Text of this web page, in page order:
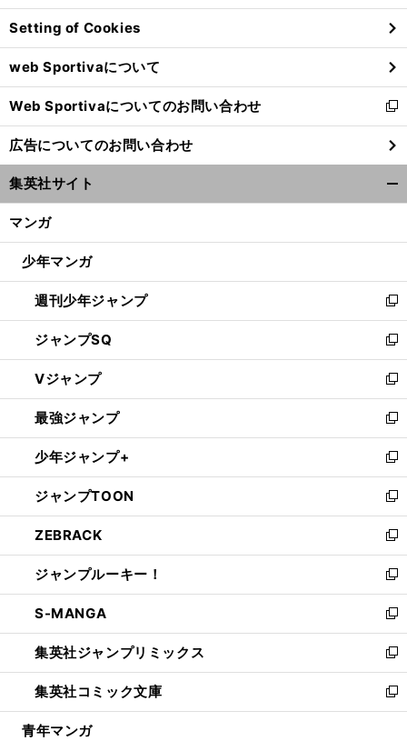
ン
ド
ウ
で
開
く
Setting of Cookies
web Sportivaについて
Web Sportivaについてのお問い合わせ
新
し
い
ウ
ィ
ン
ウ
開
く
広告についてのお問い合わせ
集英社サイト
マンガ
少年マンガ
週刊少年ジャンプ
新
し
い
ウ
ィ
ン
ド
ウ
で
開
く
ジャンプSQ
新
し
い
ウ
ィ
ン
ド
ウ
で
開
く
Vジャンプ
新
し
い
ウ
ィ
ン
ド
ウ
で
開
く
最強ジャンプ
新
し
い
ウ
ィ
ン
ド
ウ
で
開
く
少年ジャンプ+
新
し
い
ウ
ィ
ン
ド
ウ
で
開
く
ジャンプTOON
新
し
い
ウ
ィ
ン
ド
ウ
で
開
く
ZEBRACK
新
し
い
ウ
ィ
ン
ド
ウ
で
開
ジャンプルーキー！
新
し
い
ウ
ィ
ン
ド
ウ
S-MANGA
新
し
い
ウ
ィ
ン
集英社ジャンプリミックス
新
し
い
ウ
集英社コミック文庫
新
し
青年マンガ